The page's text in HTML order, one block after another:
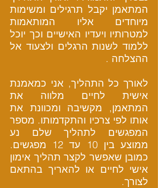
המתאמן יקבל תרגילים ומשימות
מיוחדים אליו המותאמות
למטרותיו ויעדיו האישיים וכך יוכל
ללמוד לשנות הרגלים ולצעוד אל
ההצלחה .
לאורך כל התהליך, אני כמאמנת
אישית לחיים מלווה את
המתאמן, מקשיבה ומכוונת את
אותו לפי צרכיו והתקדמותו. מספר
המפגשים לתהליך שלם נע
ממוצע בין 10 עד 12 מפגשים.
כמובן שאפשר לקצר תהליך אימון
אישי לחיים או להאריך בהתאם
לצורך.